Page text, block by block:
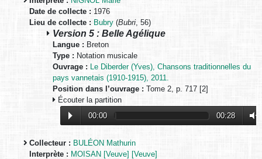
Date de collecte : 1976
Lieu de collecte : Bubry (Bubri, 56)
Version 5 : Belle Agélique
Langue : Breton
Type : Notation musicale
Ouvrage :
Le Diberder (Yves), Chansons traditionnelles du
pays vannetais (1910-1915), 2011.
Position dans l’ouvrage : Tome 2, p. 717 [2]
Écouter la partition
00:00
00:28
Collecteur : BULÉON Mathurin
Interprète : MOISAN [Veuve] [Veuve]